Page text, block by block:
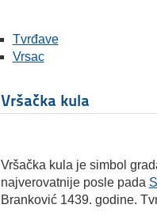
Tvrđave
Vrsac
Vršačka kula
Vršačka kula je simbol
najverovatnije posle pada
Branković 1439. godine.